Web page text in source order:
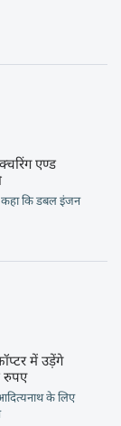
एण्ड
कहा कि डबल इंजन
में उड़ेंगे
रुपए
के लिए